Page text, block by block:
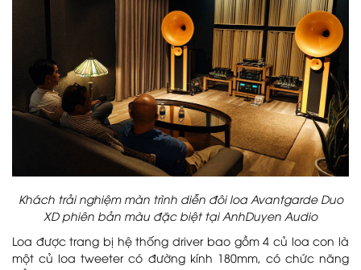
Khách trải nghiệm màn trình diễn đôi loa Avantgarde Duo
XD phiên bản màu đặc biệt tại AnhDuyen Audio
Loa được trang bị hệ thống driver bao gồm 4 củ loa con là
một củ loa tweeter có đường kính 180mm, có chức năng